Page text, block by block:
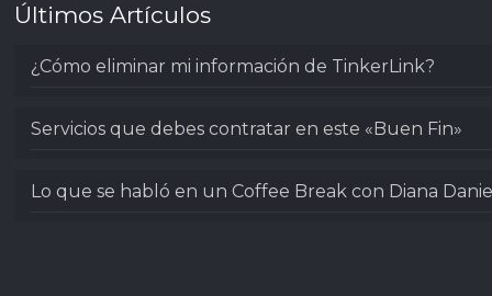
Últimos Artículos
¿Cómo eliminar mi información de TinkerLink?
Servicios que debes contratar en este «Buen Fin»
Lo que se habló en un Coffee Break con Diana